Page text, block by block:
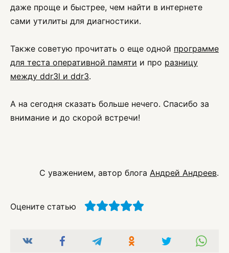
даже проще и быстрее, чем найти в интернете
сами утилиты для диагностики.
Также советую прочитать о еще одной программе
для теста оперативной памяти и про разницу
между ddr3l и ddr3.
А на сегодня сказать больше нечего. Спасибо за
внимание и до скорой встречи!
С уважением, автор блога Андрей Андреев.
Оцените статью